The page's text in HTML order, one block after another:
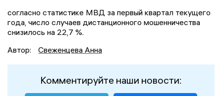
согласно статистике МВД за первый квартал текущего
года, число случаев дистанционного мошенничества
снизилось на 22,7 %.
Автор:
Свеженцева Анна
Комментируйте наши новости: